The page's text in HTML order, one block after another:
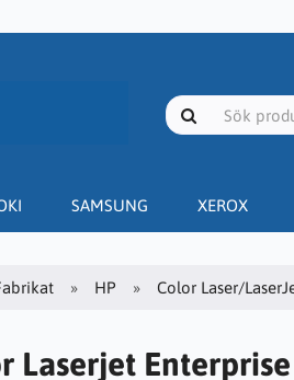
SAMSUNG XEROX
HP Color Laser/
Laserjet